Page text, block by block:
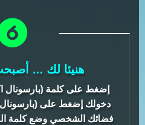
هنيئا لك ...
إضغط على كلمة (بارسونال
دخولك إضغط على
فضائك الشخصي وضع كلمة